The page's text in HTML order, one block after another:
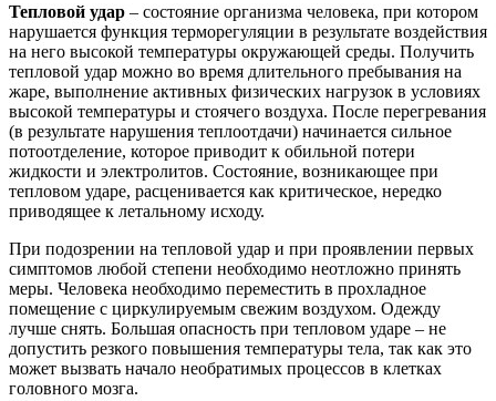
Тепловой удар – состояние организма человека, при котором
нарушается функция терморегуляции в результате воздействия
на него высокой температуры окружающей среды. Получить
тепловой удар можно во время длительного пребывания на
жаре, выполнение активных физических нагрузок в условиях
высокой температуры и стоячего воздуха. После перегревания
(в результате нарушения теплоотдачи) начинается сильное
потоотделение, которое приводит к обильной потери
жидкости и электролитов. Состояние, возникающее при
тепловом ударе, расценивается как критическое, нередко
приводящее к летальному исходу.
При подозрении на тепловой удар и при проявлении первых
симптомов любой степени необходимо неотложно принять
меры. Человека необходимо переместить в прохладное
помещение с циркулируемым свежим воздухом. Одежду
лучше снять. Большая опасность при тепловом ударе – не
допустить резкого повышения температуры тела, так как это
может вызвать начало необратимых процессов в клетках
головного мозга.